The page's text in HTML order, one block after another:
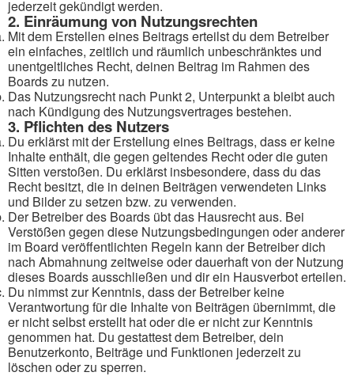
jederzeit gekündigt werden.
2. Einräumung von Nutzungsrechten
Mit dem Erstellen eines Beitrags erteilst du dem Betreiber
ein einfaches, zeitlich und räumlich unbeschränktes und
unentgeltliches Recht, deinen Beitrag im Rahmen des
Boards zu nutzen.
Das Nutzungsrecht nach Punkt 2, Unterpunkt a bleibt auch
nach Kündigung des Nutzungsvertrages bestehen.
3. Pflichten des Nutzers
Du erklärst mit der Erstellung eines Beitrags, dass er keine
Inhalte enthält, die gegen geltendes Recht oder die guten
Sitten verstoßen. Du erklärst insbesondere, dass du das
Recht besitzt, die in deinen Beiträgen verwendeten Links
und Bilder zu setzen bzw. zu verwenden.
Der Betreiber des Boards übt das Hausrecht aus. Bei
Verstößen gegen diese Nutzungsbedingungen oder anderer
im Board veröffentlichten Regeln kann der Betreiber dich
nach Abmahnung zeitweise oder dauerhaft von der Nutzung
dieses Boards ausschließen und dir ein Hausverbot erteilen.
Du nimmst zur Kenntnis, dass der Betreiber keine
Verantwortung für die Inhalte von Beiträgen übernimmt, die
er nicht selbst erstellt hat oder die er nicht zur Kenntnis
genommen hat. Du gestattest dem Betreiber, dein
Benutzerkonto, Beiträge und Funktionen jederzeit zu
löschen oder zu sperren.